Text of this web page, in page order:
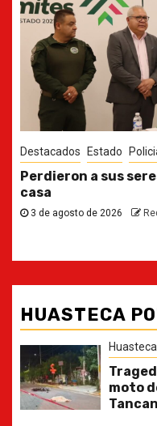
Destacados Estado
Ya casi, el quinto
30 de julio de 2026
HUASTECA
moto